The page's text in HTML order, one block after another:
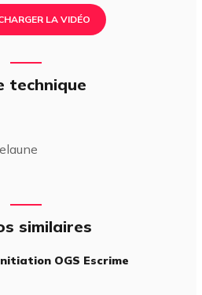
LA VIDÉO
technique
similaires
OGS Escrime